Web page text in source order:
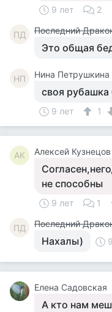
9 лет 2
ПД Последний
Это общая
НП Нина Петрушкина
своя
9 лет 1
АК Алексей Кузнецов
не способны
9 лет 1
ПД Последний
Нахалы)
Елена Садовская
А кто нам